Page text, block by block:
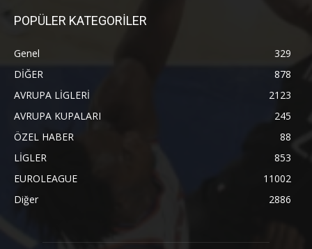
POPÜLER KATEGORİLER
Genel
329
DİĞER
878
AVRUPA LİGLERİ
2123
AVRUPA KUPALARI
245
ÖZEL HABER
88
LİGLER
853
EUROLEAGUE
11002
Diğer
2886